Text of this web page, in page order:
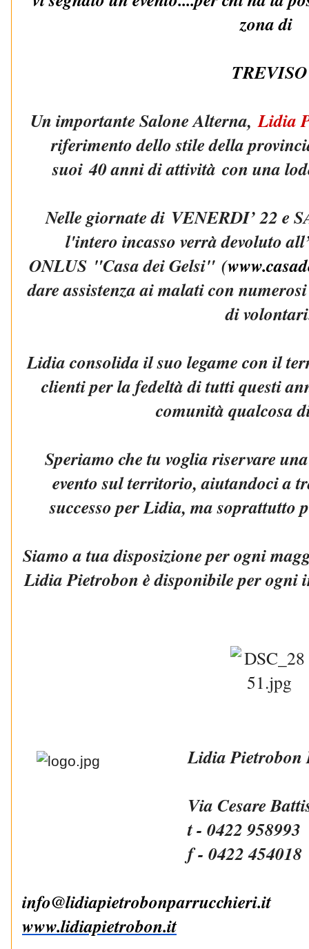
zona di
TREVISO
Un importante Salone Alterna,Lidia
riferimento dello stile della
suoi 40 anni di attività con una
Nelle giornate di VENERDI’ 22 e
l'intero incasso verrà devoluto
ONLUS "Casa dei Gelsi" (
dare assistenza ai malati con
di
Lidia consolida il suo legame con il
clienti per la fedeltà di tutti questi
comunità qualcosa
Speriamo che tu voglia riservare
evento sul territorio, aiutandoci a
successo per Lidia, ma soprattutto
Siamo a tua disposizione per ogni
Lidia Pietrobon è disponibile per ogni
Lidia Pietrobon
Via Cesare
t - 0422 958993
f - 0422 454018
info@lidiapietrobonparrucchieri.it
www.lidiapietrobon.it